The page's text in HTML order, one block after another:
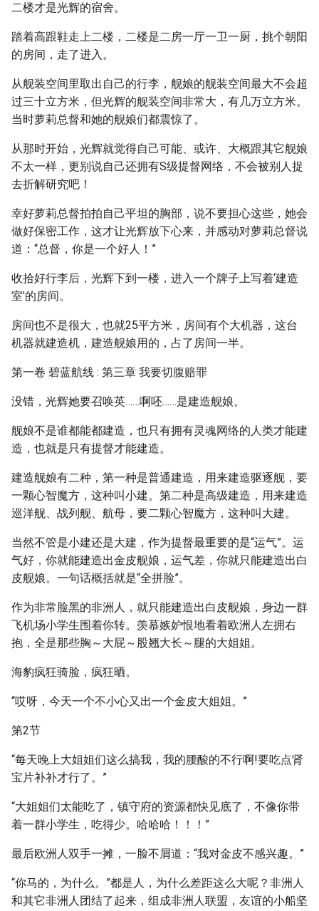
二楼才是光辉的宿舍。
踏着高跟鞋走上二楼，二楼是二房一厅一卫一厨，挑个朝阳
的房间，走了进入。
从舰装空间里取出自己的行李，舰娘的舰装空间最大不会超
过三十立方米，但光辉的舰装空间非常大，有几万立方米。
当时萝莉总督和她的舰娘们都震惊了。
从那时开始，光辉就觉得自己可能、或许、大概跟其它舰娘
不太一样，更别说自己还拥有S级提督网络，不会被别人捉
去折解研究吧！
幸好萝莉总督拍拍自己平坦的胸部，说不要担心这些，她会
做好保密工作，这才让光辉放下心来，并感动对萝莉总督说
道：“总督，你是一个好人！”
收拾好行李后，光辉下到一楼，进入一个牌子上写着‘建造
室’的房间。
房间也不是很大，也就25平方米，房间有个大机器，这台
机器就建造机，建造舰娘用的，占了房间一半。
第一卷 碧蓝航线 : 第三章 我要切腹赔罪
没错，光辉她要召唤英……啊呸……是建造舰娘。
舰娘不是谁都能都建造，也只有拥有灵魂网络的人类才能建
造，也就是只有提督才能建造。
建造舰娘有二种，第一种是普通建造，用来建造驱逐舰，要
一颗心智魔方，这种叫小建。第二种是高级建造，用来建造
巡洋舰、战列舰、航母，要二颗心智魔方，这种叫大建。
当然不管是小建还是大建，作为提督最重要的是“运气”。运
气好，你就能建造出金皮舰娘，运气差，你就只能建造出白
皮舰娘。一句话概括就是“全拼脸”。
作为非常脸黑的非洲人，就只能建造出白皮舰娘，身边一群
飞机场小学生围着你转。羡慕嫉妒恨地看着欧洲人左拥右
抱，全是那些胸～大屁～股翘大长～腿的大姐姐。
海豹疯狂骑脸，疯狂晒。
“哎呀，今天一个不小心又出一个金皮大姐姐。”
第2节
“每天晚上大姐姐们这么搞我，我的腰酸的不行啊!要吃点肾
宝片补补才行了。”
“大姐姐们太能吃了，镇守府的资源都快见底了，不像你带
着一群小学生，吃得少。哈哈哈！！！”
最后欧洲人双手一摊，一脸不屑道：“我对金皮不感兴趣。”
“你马的，为什么。”都是人，为什么差距这么大呢？非洲人
和其它非洲人团结了起来，组成非洲人联盟，友谊的小船坚